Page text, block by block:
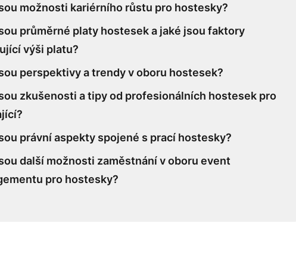
možnosti kariérního růstu pro hostesky?
průměrné platy hostesek a jaké jsou faktory
výši platu?
perspektivy a trendy v oboru hostesek?
zkušenosti a tipy od profesionálních hostesek pro
právní aspekty spojené s prací hostesky?
další možnosti zaměstnání v oboru event
pro hostesky?